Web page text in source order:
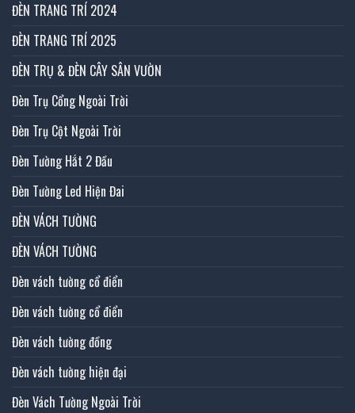
ĐÈN TRANG TRÍ 2024
ĐÈN TRANG TRÍ 2025
ĐÈN TRỤ & ĐÈN CÂY SÂN VƯỜN
Đèn Trụ Cổng Ngoài Trời
Đèn Trụ Cột Ngoài Trời
Đèn Tường Hắt 2 Đầu
Đèn Tường Led Hiện Đai
ĐÈN VÁCH TƯỜNG
ĐÈN VÁCH TƯỜNG
Đèn vách tường cổ điển
Đèn vách tường cổ điển
Đèn vách tường đồng
Đèn vách tường hiện đại
Đèn Vách Tường Ngoài Trời